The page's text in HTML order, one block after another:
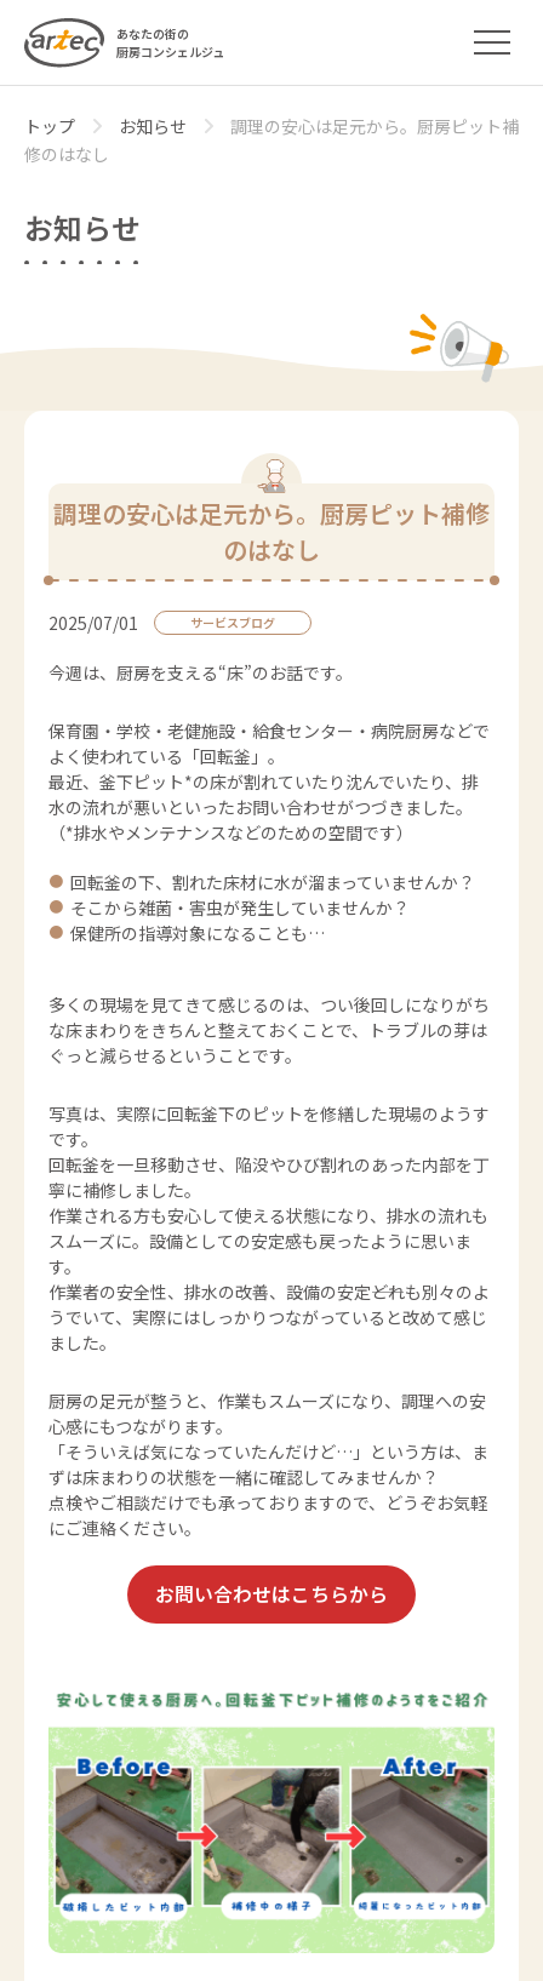
あなたの街の
厨房コンシェルジュ
トップ お知らせ
調理の安心は足元から。厨房ピット補
修のはなし
お知らせ
調理の安心は足元から。厨房ピット補修
のはなし
2025/07/01 サービスブログ
今週は、厨房を支える“床”のお話です。
保育園・学校・老健施設・給食センター・病院厨房などで
よく使われている「回転釜」。
最近、釜下ピット*の床が割れていたり沈んでいたり、排
水の流れが悪いといったお問い合わせがつづきました。
（*排水やメンテナンスなどのための空間です）
回転釜の下、割れた床材に水が溜まっていませんか？
そこから雑菌・害虫が発生していませんか？
保健所の指導対象になることも…
多くの現場を見てきて感じるのは、つい後回しになりがち
な床まわりをきちんと整えておくことで、トラブルの芽は
ぐっと減らせるということです。
写真は、実際に回転釜下のピットを修繕した現場のようす
です。
回転釜を一旦移動させ、陥没やひび割れのあった内部を丁
寧に補修しました。
作業される方も安心して使える状態になり、排水の流れも
スムーズに。設備としての安定感も戻ったように思いま
す。
作業者の安全性、排水の改善、設備の安定――どれも別々のよ
うでいて、実際にはしっかりつながっていると改めて感じ
ました。
厨房の足元が整うと、作業もスムーズになり、調理への安
心感にもつながります。
「そういえば気になっていたんだけど…」という方は、ま
ずは床まわりの状態を一緒に確認してみませんか？
点検やご相談だけでも承っておりますので、どうぞお気軽
にご連絡ください。
お問い合わせはこちらから